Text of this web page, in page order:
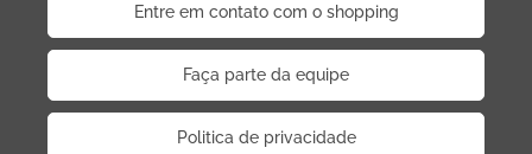
Entre em contato com o shopping
Faça parte da equipe
Politica de privacidade